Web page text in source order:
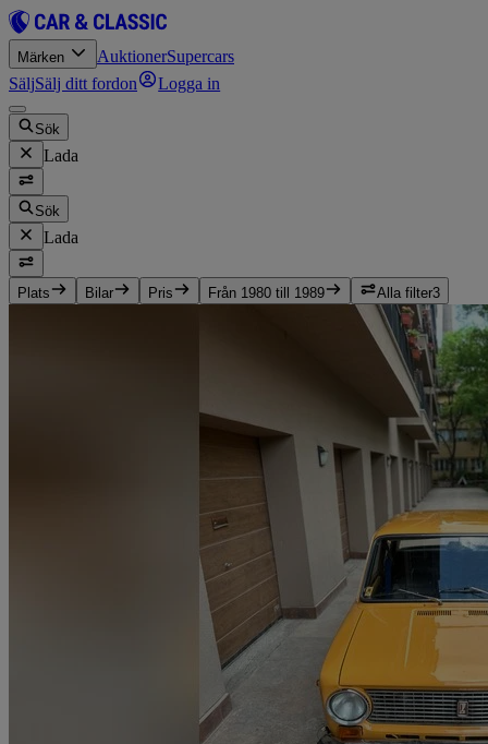
Märken AuktionerSupercars
SäljSälj ditt fordon Logga in
Sök
Lada
Sök
Lada
Plats Bilar Pris Från 1980 till 1989 Alla filter3